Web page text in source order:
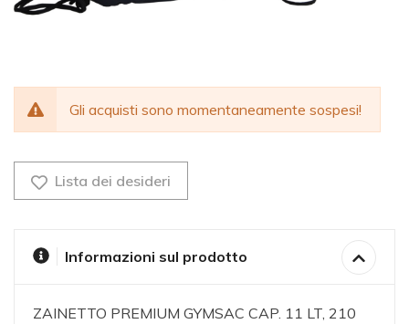
Gli acquisti sono momentaneamente sospesi!
Lista dei desideri
Informazioni sul prodotto
ZAINETTO PREMIUM GYMSAC CAP. 11 LT, 210